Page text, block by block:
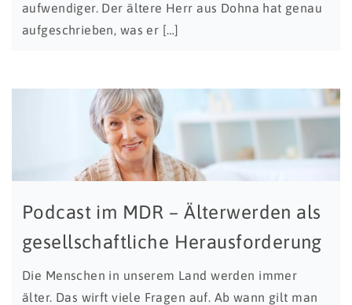
aufwendiger. Der ältere Herr aus Dohna hat genau
aufgeschrieben, was er […]
Podcast im MDR – Älterwerden als
gesellschaftliche Herausforderung
Die Menschen in unserem Land werden immer
älter. Das wirft viele Fragen auf. Ab wann gilt man